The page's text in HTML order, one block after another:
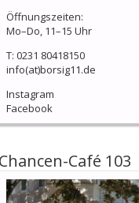
Öffnungszeiten:
Mo–Do, 11–15 Uhr
T: 0231 80418150
info(at)borsig11.de
Instagram
Facebook
Chancen-Café 103